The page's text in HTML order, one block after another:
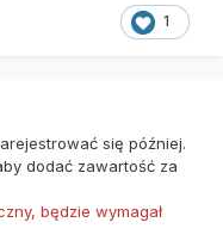
1
się później.
dodać zawartość za
będzie wymagał